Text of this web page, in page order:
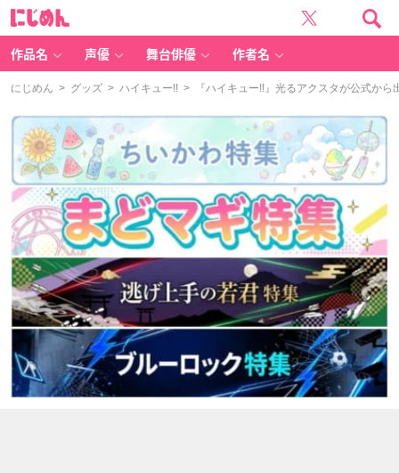
作品名 声優 舞台俳優 作者名
にじめん > グッズ > ハイキュー!! > 『ハイキュー!!』光るアクスタが公式から